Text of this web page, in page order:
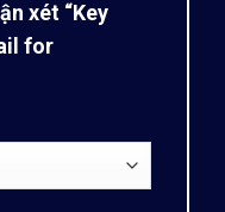
xét “Key
for